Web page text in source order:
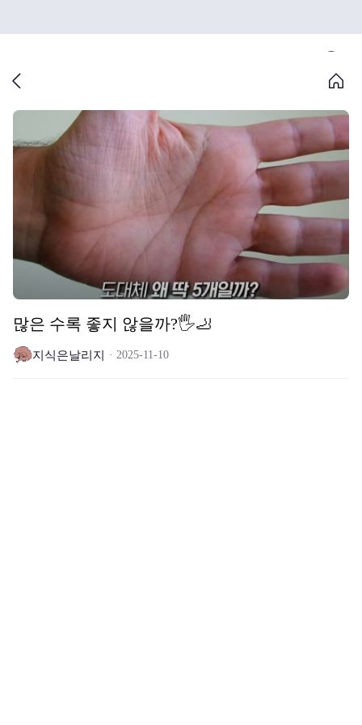
많은 수록 좋지 않을까?🖐️🦶
지식은날리지 2025-11-10